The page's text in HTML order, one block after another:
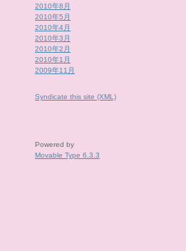
2010年8月
2010年5月
2010年4月
2010年3月
2010年2月
2010年1月
2009年11月
Syndicate this site (XML)
Powered by
Movable Type 6.3.3